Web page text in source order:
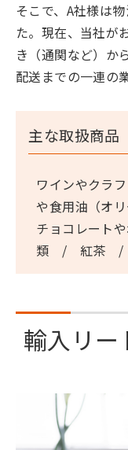
そこで、A社様は
た。現在、当社が
き（通関など）か
配送までの一連の
主な取扱商品
ワインやクラ
や食用油（オリ
チョコレート
類 / 紅茶 /
輸入リー